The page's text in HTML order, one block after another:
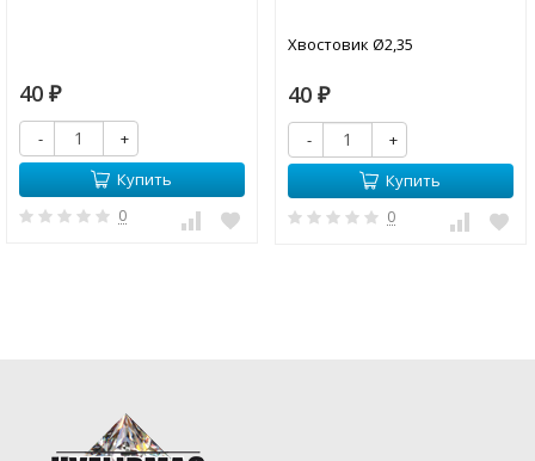
40 ₽
-
+
Купить
0
Хвостовик Ø2,35
40 ₽
-
+
Купить
0